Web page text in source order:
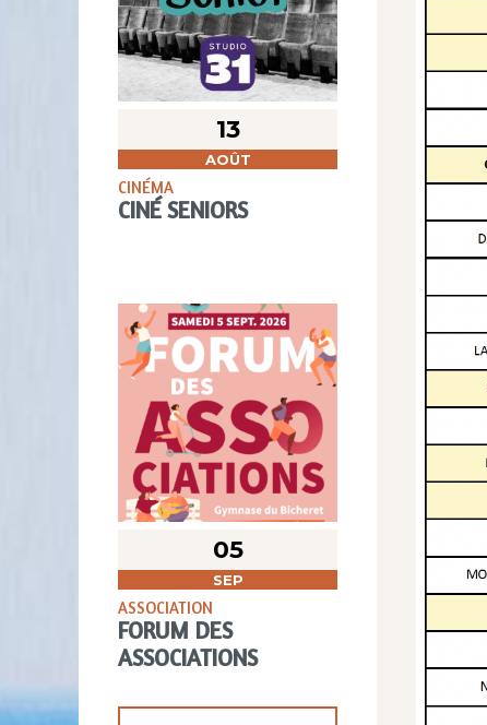
13
AOÛT
CINÉMA
CINÉ SENIORS
05
SEP
ASSOCIATION
FORUM DES
ASSOCIATIONS